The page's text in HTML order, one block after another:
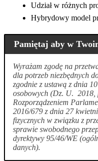
Udział w różnych
Hybrydowy model
Pamiętaj aby w
Wyrażam zgodę na
dla potrzeb niezbędnych
zgodnie z ustawą z dnia
osobowych (Dz. U. 2018,
Rozporządzeniem
2016/679 z dnia 27
fizycznych w związku z
sprawie swobodnego
dyrektywy 95/46/WE
danych).